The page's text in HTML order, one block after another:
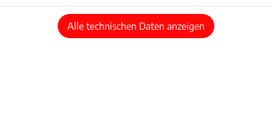
Alle technischen Daten anzeigen